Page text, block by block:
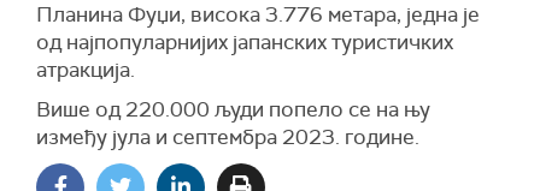
Планина Фуџи, висока 3.776 метара, једна је
од најпопуларнијих јапанских туристичких
атракција.
Више од 220.000 људи попело се на њу
између јула и септембра 2023. године.